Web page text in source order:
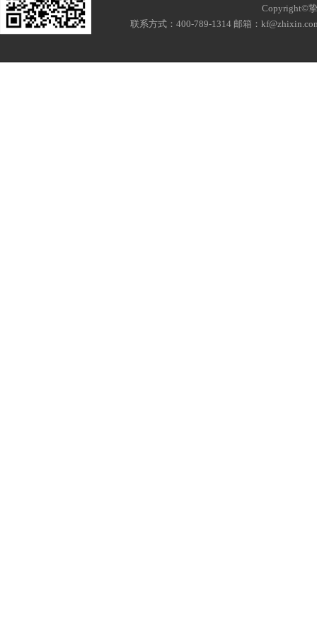
Copyright©
联系方式：400-789-1314 邮箱：